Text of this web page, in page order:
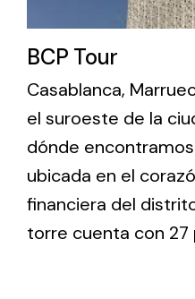
BCP Tour
Casablanca,
el suroeste de la
dónde
ubicada en el
financiera del
torre cuenta con 27